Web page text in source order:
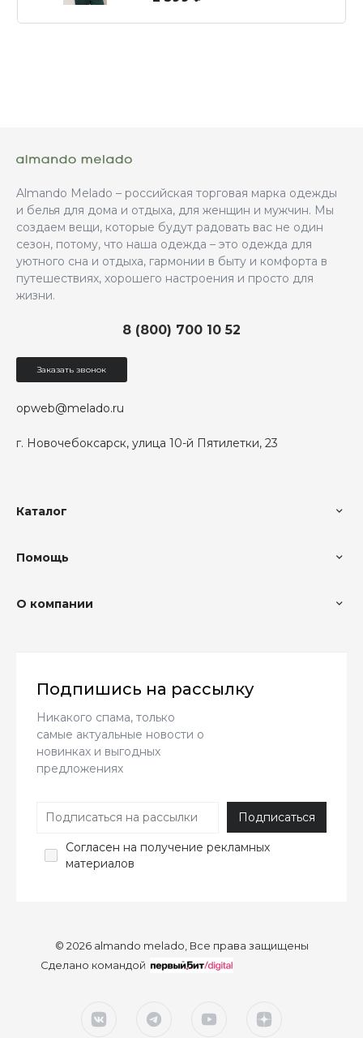
Almando Melado – российская торговая марка одежды
и белья для дома и отдыха, для женщин и мужчин. Мы
создаем вещи, которые будут радовать вас не один
сезон, потому, что наша одежда – это одежда для
уютного сна и отдыха, гармонии в быту и комфорта в
путешествиях, хорошего настроения и просто для
жизни.
г. Новочебоксарск, улица 10-й Пятилетки, 23
8 (800) 700 10 52
opweb@melado.ru
Заказать звонок
Каталог
Помощь
О компании
Подпишись на рассылку
Никакого спама, только
самые актуальные новости о
новинках и выгодных
предложениях
Согласен на получение рекламных
материалов
© 2026 almando melado, Все права защищены
Сделано командой